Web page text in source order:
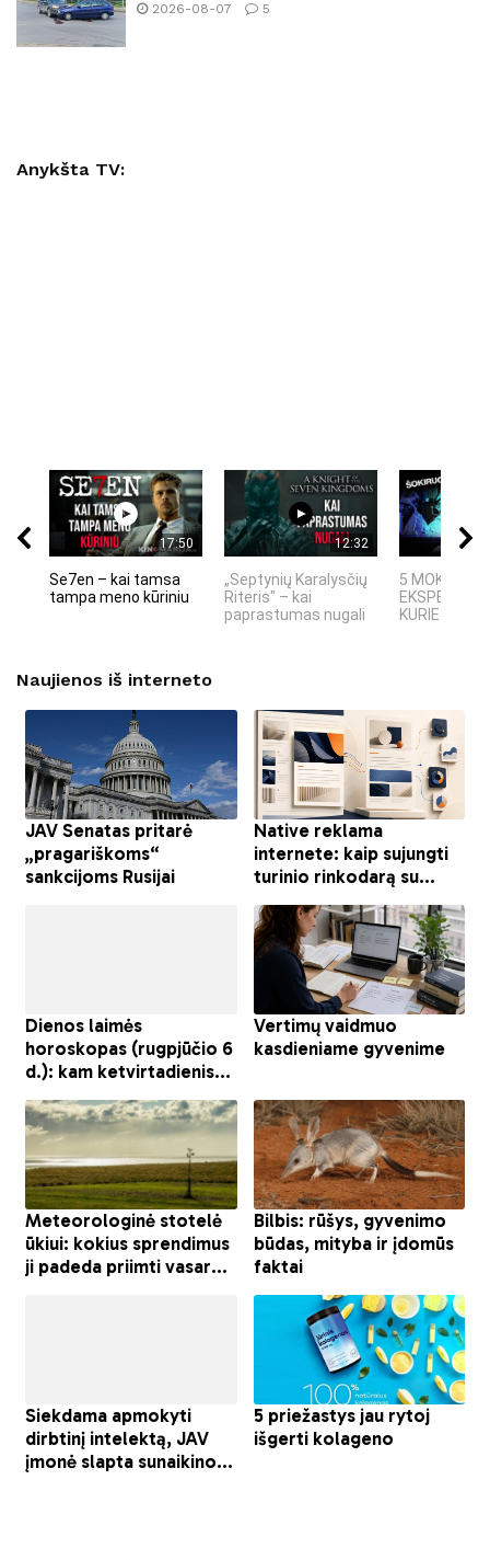
2026-08-07 5
Anykšta TV:
17:50
Se7en – kai tamsa
tampa meno kūriniu
12:32
„Septynių Karalysčių
Riteris" – kai
paprastumas nugali
5 MOKSLINIAI
KURIE
Naujienos iš interneto